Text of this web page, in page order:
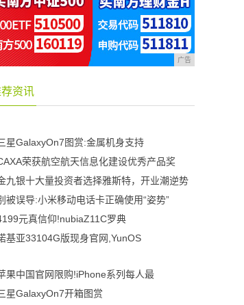
广告
资讯
星GalaxyOn7图赏:金属机身支持
荣获航空航天信息化建设优秀产品奖
九银十大量投资者选择雅斯特，开业潮逆势
被误导:小米移动电话卡正确使用“姿势”
元真信仰!nubiaZ11C罗典
基亚33104G版现身官网,YunOS
果中国官网限购!iPhone系列每人最
星GalaxyOn7开箱图赏